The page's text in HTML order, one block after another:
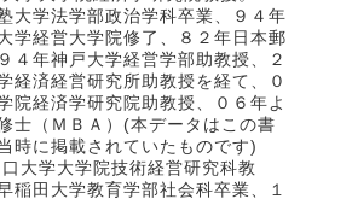
大学法学部政治学科卒業、９４年
学経営大学院修了、８２年日本郵
４年神戸大学経営学部助教授、２
経済経営研究所助教授を経て、０
院経済学研究院助教授、０６年よ
士（ＭＢＡ）(本データはこの書
時に掲載されていたものです)
大学大学院技術経営研究科教
稲田大学教育学部社会科卒業、１